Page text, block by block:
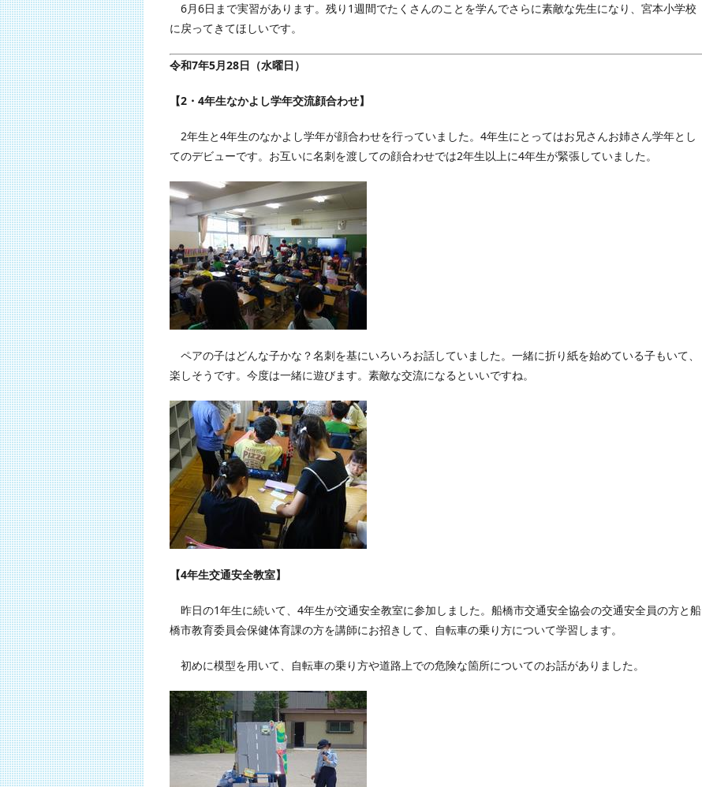
6月6日まで実習があります。残り1週間でたくさんのことを学んでさらに素敵な先生になり、宮本小学校
に戻ってきてほしいです。
令和7年5月28日（水曜日）
【2・4年生なかよし学年交流顔合わせ】
2年生と4年生のなかよし学年が顔合わせを行っていました。4年生にとってはお兄さんお姉さん学年とし
てのデビューです。お互いに名刺を渡しての顔合わせでは2年生以上に4年生が緊張していました。
ペアの子はどんな子かな？名刺を基にいろいろお話していました。一緒に折り紙を始めている子もいて、
楽しそうです。今度は一緒に遊びます。素敵な交流になるといいですね。
【4年生交通安全教室】
昨日の1年生に続いて、4年生が交通安全教室に参加しました。船橋市交通安全協会の交通安全員の方と船
橋市教育委員会保健体育課の方を講師にお招きして、自転車の乗り方について学習します。
初めに模型を用いて、自転車の乗り方や道路上での危険な箇所についてのお話がありました。